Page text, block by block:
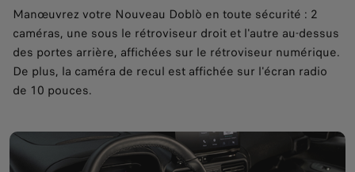
Manœuvrez votre Nouveau Doblò en toute sécurité : 2
caméras, une sous le rétroviseur droit et l'autre au-dessus
des portes arrière, affichées sur le rétroviseur numérique.
De plus, la caméra de recul est affichée sur l'écran radio
de 10 pouces.